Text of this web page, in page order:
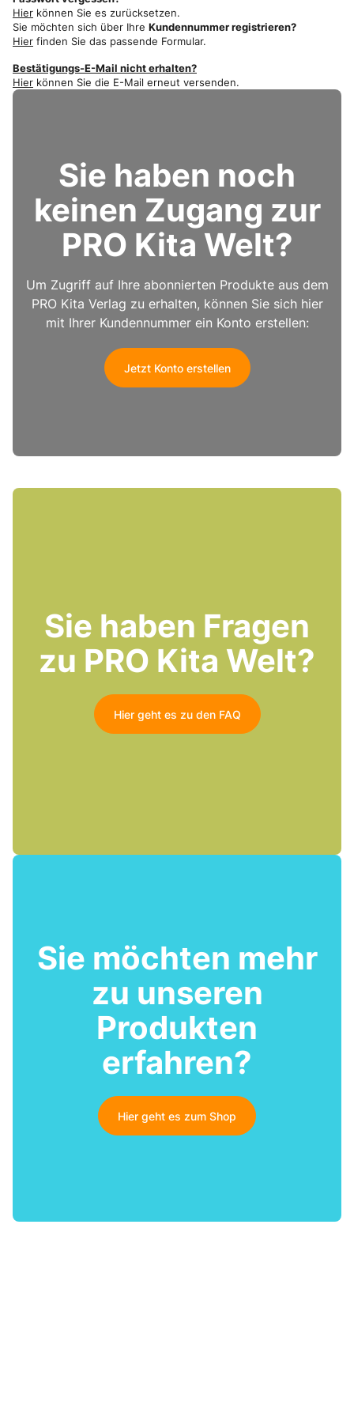
Hier können Sie es zurücksetzen.
Sie möchten sich über Ihre Kundennummer registrieren?
Hier finden Sie das passende Formular.
Bestätigungs-E-Mail nicht erhalten?
Hier können Sie die E-Mail erneut versenden.
Sie haben noch
keinen Zugang zur
PRO Kita Welt?
Um Zugriff auf Ihre abonnierten Produkte aus dem
PRO Kita Verlag zu erhalten, können Sie sich hier
mit Ihrer Kundennummer ein Konto erstellen:
Jetzt Konto erstellen
Sie haben Fragen
zu PRO Kita Welt?
Hier geht es zu den FAQ
Sie möchten mehr
zu unseren
Produkten
erfahren?
Hier geht es zum Shop